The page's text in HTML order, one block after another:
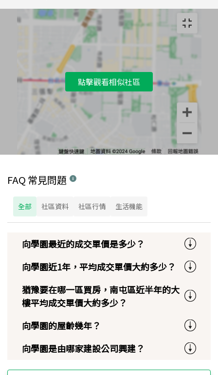
點擊觀看相似社區
FAQ 常見問題
全部 社區資料 社區行情 生活機能
向學園最近的成交單價是多少？
向學園近1年，平均成交單價大約多少？
猶豫要在哪一區買房，南屯區近半年的大
樓平均成交單價大約多少？
向學園的屋齡幾年？
向學園是由哪家建設公司興建？